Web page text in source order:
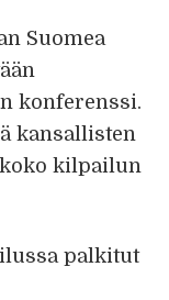
Suomea
konferenssi.
kansallisten
kilpailun
palkitut